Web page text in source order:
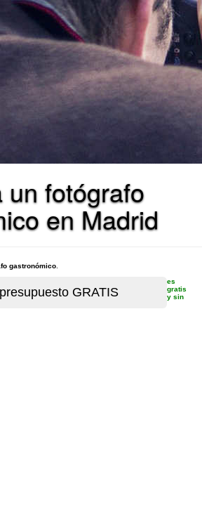
un fotógrafo
en Madrid
gastronómico
es
gratis
y sin